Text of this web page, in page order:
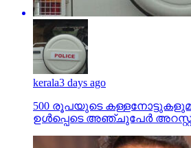
kerala3 days ago
500 രൂപയുടെ
ഉള്‍പ്പെടെ അഞ്ചുപേര്‍